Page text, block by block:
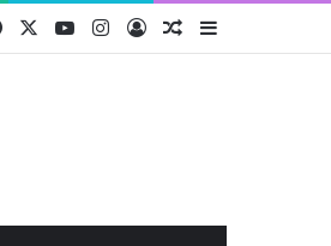
FacebookYouTubeInstagram
Log InRandom Article
Sidebar